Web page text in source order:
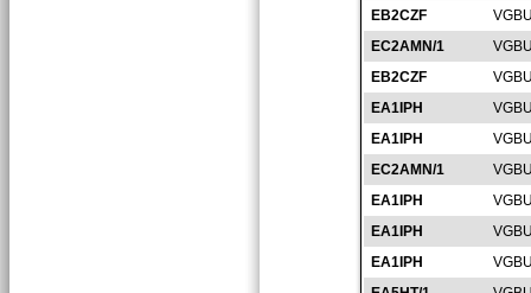
EB2CZF
EC2AMN/1
EB2CZF
EA1IPH
EA1IPH
EC2AMN/1
EA1IPH
EA1IPH
EA1IPH